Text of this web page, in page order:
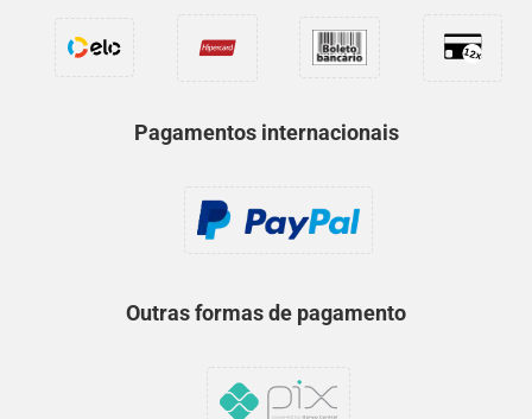
Pagamentos internacionais
Outras formas de pagamento